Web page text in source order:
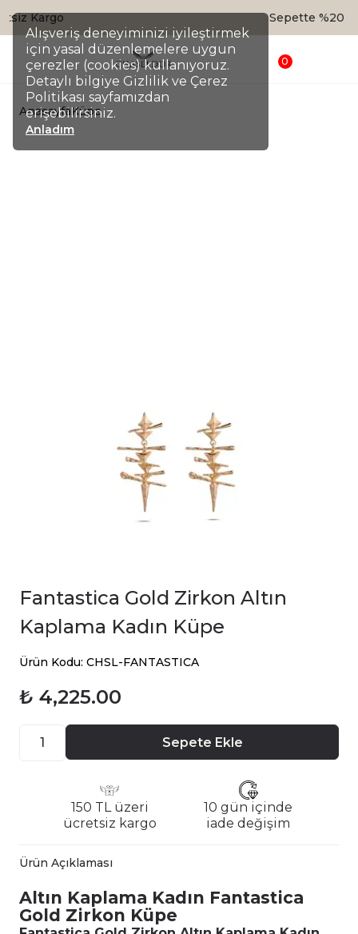
Alışveriş deneyiminizi iyileştirmek
için yasal düzenlemelere uygun
çerezler (cookies) kullanıyoruz.
Detaylı bilgiye Gizlilik ve Çerez
Politikası sayfamızdan
erişebilirsiniz.
Anladım
Sepette %20 İndirim
0
AnasayfaKüpe
Fantastica Gold Zirkon Altın
Kaplama Kadın Küpe
Ürün Kodu: CHSL-FANTASTICA
₺ 4,225.00
Sepete Ekle
150 TL üzeri
ücretsiz kargo
10 gün içinde
iade değişim
Ürün Açıklaması
Altın Kaplama Kadın Fantastica
Gold Zirkon Küpe